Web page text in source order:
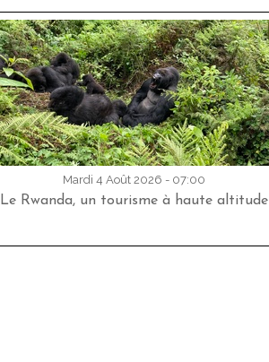
Mardi 4 Août 2026 - 07:00
Le Rwanda, un tourisme à haute altitude